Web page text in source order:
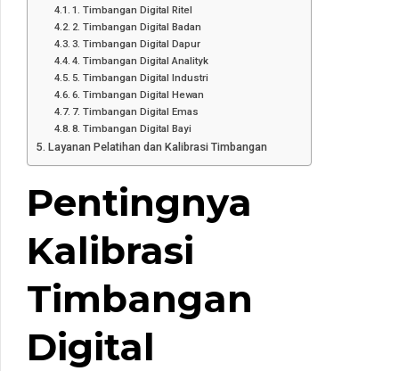
1. Timbangan Digital Ritel
2. Timbangan Digital Badan
3. Timbangan Digital Dapur
4. Timbangan Digital Analityk
5. Timbangan Digital Industri
6. Timbangan Digital Hewan
7. Timbangan Digital Emas
8. Timbangan Digital Bayi
Layanan Pelatihan dan Kalibrasi Timbangan
Pentingnya
Kalibrasi
Timbangan
Digital